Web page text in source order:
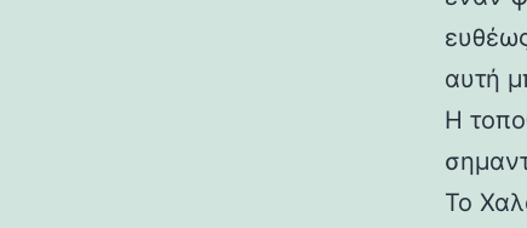
αυτή
Η
Το